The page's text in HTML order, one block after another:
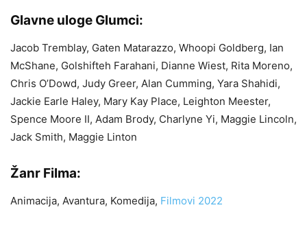
Glavne uloge Glumci:
Jacob Tremblay, Gaten Matarazzo, Whoopi Goldberg, Ian
McShane, Golshifteh Farahani, Dianne Wiest, Rita Moreno,
Chris O’Dowd, Judy Greer, Alan Cumming, Yara Shahidi,
Jackie Earle Haley, Mary Kay Place, Leighton Meester,
Spence Moore II, Adam Brody, Charlyne Yi, Maggie Lincoln,
Jack Smith, Maggie Linton
Žanr Filma:
Animacija, Avantura, Komedija, Filmovi 2022